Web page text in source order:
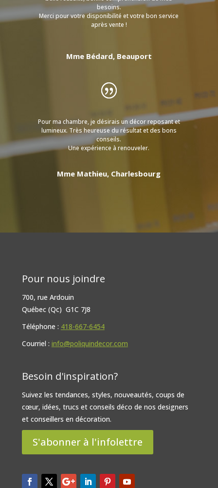
besoins.
Merci pour votre disponibilité et votre bon service
après vente !
Mme Bédard, Beauport
Pour ma chambre, je désirais un décor reposant et
lumineux. Très heureuse du résultat et des bons
conseils.
Une expérience à renouveler.
Mme Mathieu, Charlesbourg
Pour nous joindre
700, rue Ardouin
Québec (Qc) G1C 7J8
Téléphone : 418-667-6454
Courriel : info@poliquindecor.com
Besoin d'inspiration?
Suivez les tendances, styles, nouveautés, coups de
cœur, idées, trucs et conseils déco de nos designers
et conseillers en décoration.
S'abonner à l'infolettre